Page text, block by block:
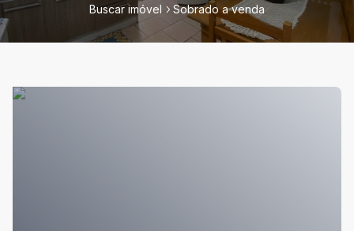
Buscar imóvel Sobrado a venda